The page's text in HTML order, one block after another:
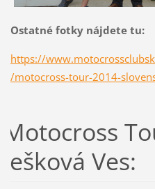
Ostatné fotky nájdete tu:
https://
/motocross-tour-2014-
Motocross
Ješková Ves: